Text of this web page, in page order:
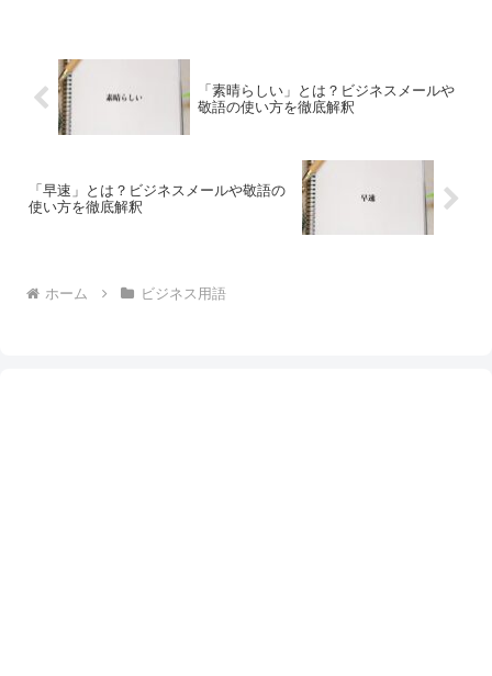
「素晴らしい」とは？ビジネスメールや
敬語の使い方を徹底解釈
「早速」とは？ビジネスメールや敬語の
使い方を徹底解釈
ホーム ビジネス用語